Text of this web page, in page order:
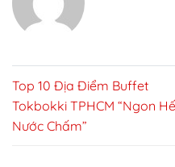
Top 10 Địa Điểm Buffet
Tokbokki TPHCM “Ngon
Nước Chấm”